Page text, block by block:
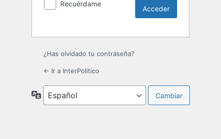
Recuérdame
¿Has olvidado tu contraseña?
← Ir a InterPolitico
Idioma